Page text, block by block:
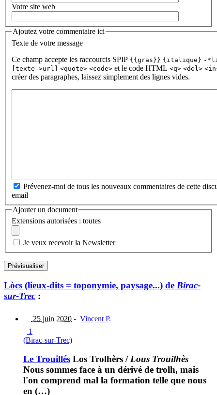
Votre site web
Ajoutez votre commentaire ici
Texte de votre message
Ce champ accepte les raccourcis SPIP {{gras}} {italique} -
[texte->url]
<quote> <code> et le code HTML <q> <del>
créer des paragraphes, laissez simplement des lignes vides.
Prévenez-moi de tous les nouveaux commentaires de cette
email
Ajouter un document
Extensions autorisées : toutes
Je veux recevoir la Newsletter
Lòcs (lieux-dits = toponymie, paysage...) de Birac-
sur-Trec :
25 juin 2020 - Vincent P.
| 1
(Birac-sur-Trec)
Le Trouillés Los Trolhèrs / Lous Trouilhès
Nous sommes face à un dérivé de trolh, mais
l'on comprend mal la formation telle que nous
en (…)